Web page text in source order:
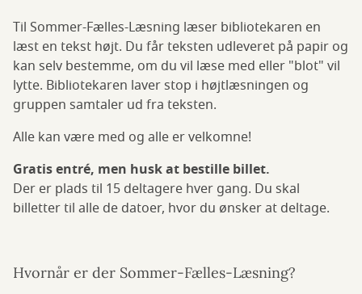
Til Sommer-Fælles-Læsning læser bibliotekaren en
læst en tekst højt. Du får teksten udleveret på papir og
kan selv bestemme, om du vil læse med eller "blot" vil
lytte. Bibliotekaren laver stop i højtlæsningen og
gruppen samtaler ud fra teksten.
Alle kan være med og alle er velkomne!
Gratis entré, men husk at bestille billet.
Der er plads til 15 deltagere hver gang. Du skal
billetter til alle de datoer, hvor du ønsker at deltage.
Hvornår er der Sommer-Fælles-Læsning?